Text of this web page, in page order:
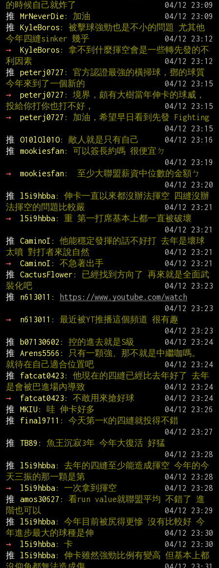
的時候自己就炸了
推
MrNeverDie : 加油
推
KyleBoros : 被擊球強勁也是不小的問題 尤其他
今年四縫sinker 幾乎
→
KyleBoros : 拿不到什麼揮空會是一些轉先發的不
利因素
推
peterj0727 : 官方認證最強的橫掃球，鄧的球質
今年來到了一個新的
→
peterj0727 : 境界，頗有大樹當年伸卡的球威，
投給你打你也打不好，
→
peterj0727 : 加油，希望早日看到先發 Fighting
推
O10lOl01O: 敵人就是只有自己
推
mookiesfan: 可以簽長約嗎 很便宜ㄉ
→
mookiesfan:  至少大聯盟薪資中位數的金額ㄅ
推
l5i9hbba: 伸卡一直以來都沒辦法揮空 四縫沒辦
法揮空的問題比較嚴
→
l5i9hbba: 重 第一打席基本上都一直被破壞
推
CaminoI : 他能穩定發揮的話不好打 去年是壞球
太噴 對打者來說自然
→
CaminoI : 不急著出手
推
CactusFlower : 已經找到方向了 再來就是全面武
裝化吧
推
n613011 :
https://www.youtube.com/watch
→
n613011 : 最近被YT推播這個頻道 很有趣
推
b07130602 : 控的進去就是S級
推
Arens5566 : 只有一顆強、那不就是中繼咖嗎。
就待在自己適合位置吧
推
fatcat0423 : 他現在的四縫已經比去年好了 去年
是會被巴進場內導致
→
fatcat0423 : 不敢用來搶好球
推
MKIU: 哇 伸卡好多
推
final9711 : 今天第一K的四縫就投得不錯
推
TB89 : 魚王沉寂3年 今年大復活 好猛
推
l5i9hbba: 去年的四縫至少能造成揮空 今年的今
天三振的那一顆是第
→
l5i9hbba: 一次拿到揮空
推
amos30627 : 看run value就聯盟平均 不錯了 進
階也可以
推
l5i9hbba: 今年目前被尻得更慘 沒有比較好 今
年進步最大的球種是伸
→
l5i9hbba: 卡
推
l5i9hbba: 伸卡雖然強勁比例有變高 但基本上都